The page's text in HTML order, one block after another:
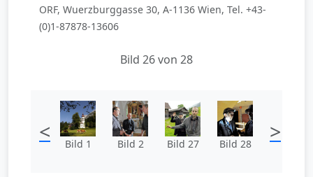
ORF, Wuerzburggasse 30, A-1136 Wien, Tel. +43-
(0)1-87878-13606
Bild 26 von 28
< Bild 1 Bild 2 Bild 27 Bild 28 >